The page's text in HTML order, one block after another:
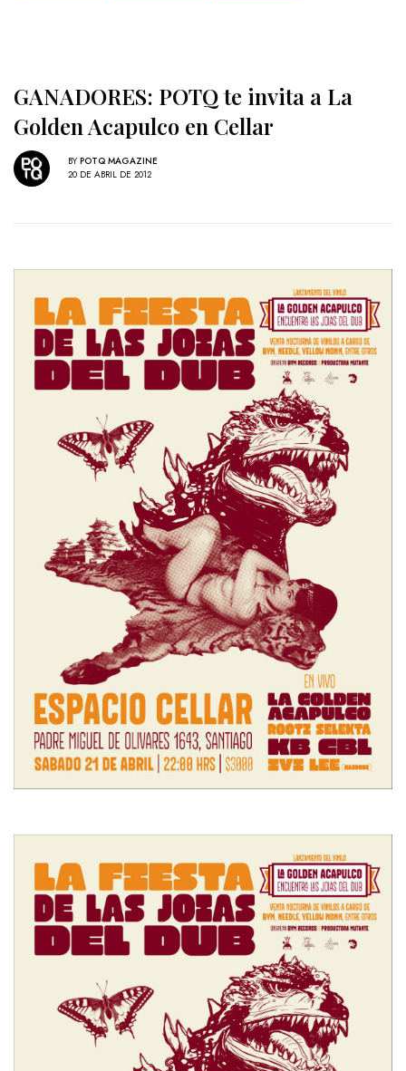
GANADORES: POTQ te invita a La
Golden Acapulco en Cellar
BY POTQ MAGAZINE
20 DE ABRIL DE 2012